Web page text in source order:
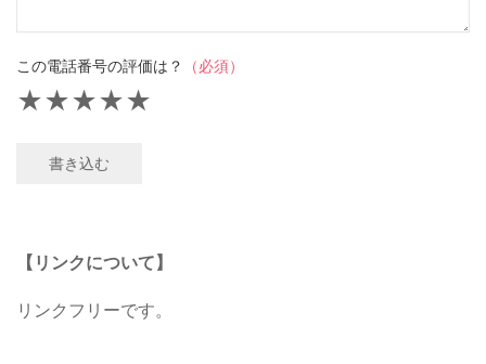
この電話番号の評価は？ （必須）
★
★
★
★
★
書き込む
【リンクについて】
リンクフリーです。